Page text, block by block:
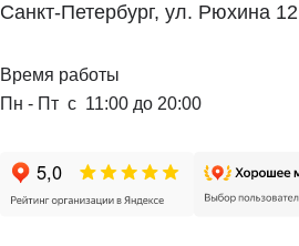
Санкт-Петербург, ул. Рюхина 12
Время работы
Пн - Пт с 11:00 до 20:00